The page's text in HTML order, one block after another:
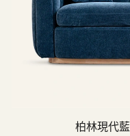
柏林現代